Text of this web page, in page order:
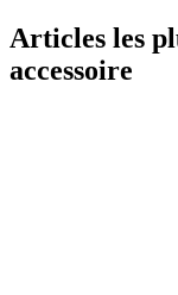
Articles les
accessoire